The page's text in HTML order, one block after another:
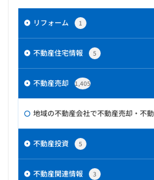
リフォーム 1
不動産住宅情報 5
不動産売却 1,405
地域の不動産会社で不動産売却・不
不動産投資 5
不動産関連情報 3